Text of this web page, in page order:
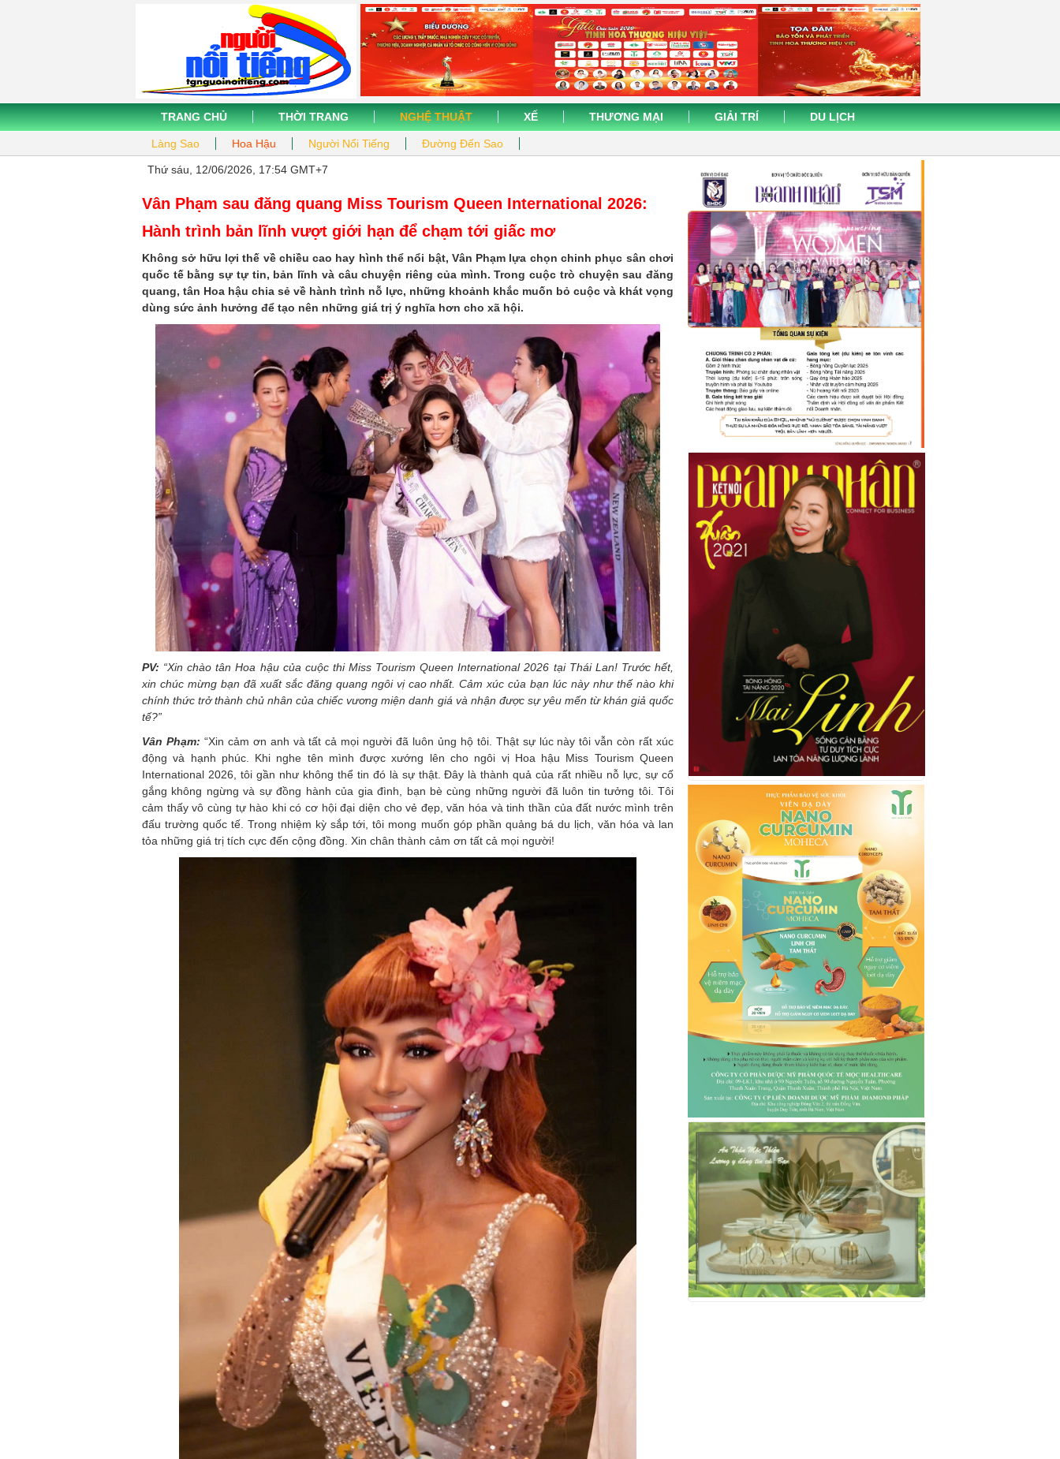
TRANG CHỦ THỜI TRANG NGHỆ THUẬT
Làng Sao Hoa Hậu Người Nổi Tiếng Đường Đến Sao
XẾ THƯƠNG MẠI GIẢI TRÍ DU LỊCH
Thứ sáu, 12/06/2026, 17:54 GMT+7
Vân Phạm sau đăng quang Miss Tourism Queen International 2026:
Hành trình bản lĩnh vượt giới hạn để chạm tới giấc mơ
Không sở hữu lợi thế về chiều cao hay hình thể nổi bật, Vân Phạm lựa chọn chinh phục sân chơi
quốc tế bằng sự tự tin, bản lĩnh và câu chuyện riêng của mình. Trong cuộc trò chuyện sau đăng
quang, tân Hoa hậu chia sẻ về hành trình nỗ lực, những khoảnh khắc muốn bỏ cuộc và khát vọng
dùng sức ảnh hưởng để tạo nên những giá trị ý nghĩa hơn cho xã hội.
PV: “Xin chào tân Hoa hậu của cuộc thi Miss Tourism Queen International 2026 tại Thái Lan! Trước hết,
xin chúc mừng bạn đã xuất sắc đăng quang ngôi vị cao nhất. Cảm xúc của bạn lúc này như thế nào khi
chính thức trở thành chủ nhân của chiếc vương miện danh giá và nhận được sự yêu mến từ khán giả quốc
tế?”
Vân Phạm: “Xin cảm ơn anh và tất cả mọi người đã luôn ủng hộ tôi. Thật sự lúc này tôi vẫn còn rất xúc
động và hạnh phúc. Khi nghe tên mình được xướng lên cho ngôi vị Hoa hậu Miss Tourism Queen
International 2026, tôi gần như không thể tin đó là sự thật. Đây là thành quả của rất nhiều nỗ lực, sự cố
gắng không ngừng và sự đồng hành của gia đình, bạn bè cùng những người đã luôn tin tưởng tôi. Tôi
cảm thấy vô cùng tự hào khi có cơ hội đại diện cho vẻ đẹp, văn hóa và tinh thần của đất nước mình trên
đấu trường quốc tế. Trong nhiệm kỳ sắp tới, tôi mong muốn góp phần quảng bá du lịch, văn hóa và lan
tỏa những giá trị tích cực đến cộng đồng. Xin chân thành cảm ơn tất cả mọi người!